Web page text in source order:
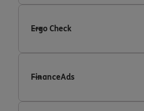
Ergo Check
FinanceAds